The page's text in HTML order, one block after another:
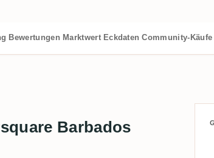
Bewertungen Marktwert Eckdaten Community-Käufe
Barbados